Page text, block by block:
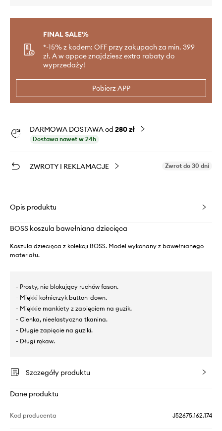
FINAL SALE%
*-15% z kodem: OFF przy zakupach za min. 399
zł. A w appce znajdziesz extra rabaty do
wyprzedaży!
Pobierz APP
DARMOWA DOSTAWA od 280 zł
Dostawa nawet w 24h
ZWROTY I REKLAMACJE Zwrot do 30 dni
Opis produktu
BOSS koszula bawełniana dziecięca
Koszula dziecięca z kolekcji BOSS. Model wykonany z bawełnianego
materiału.
- Prosty, nie blokujący ruchów fason.
- Miękki kołnierzyk button-down.
- Miękkie mankiety z zapięciem na guzik.
- Cienka, nieelastyczna tkanina.
- Długie zapięcie na guziki.
- Długi rękaw.
Szczegóły produktu
Dane produktu
Kod producenta J52675.162.174